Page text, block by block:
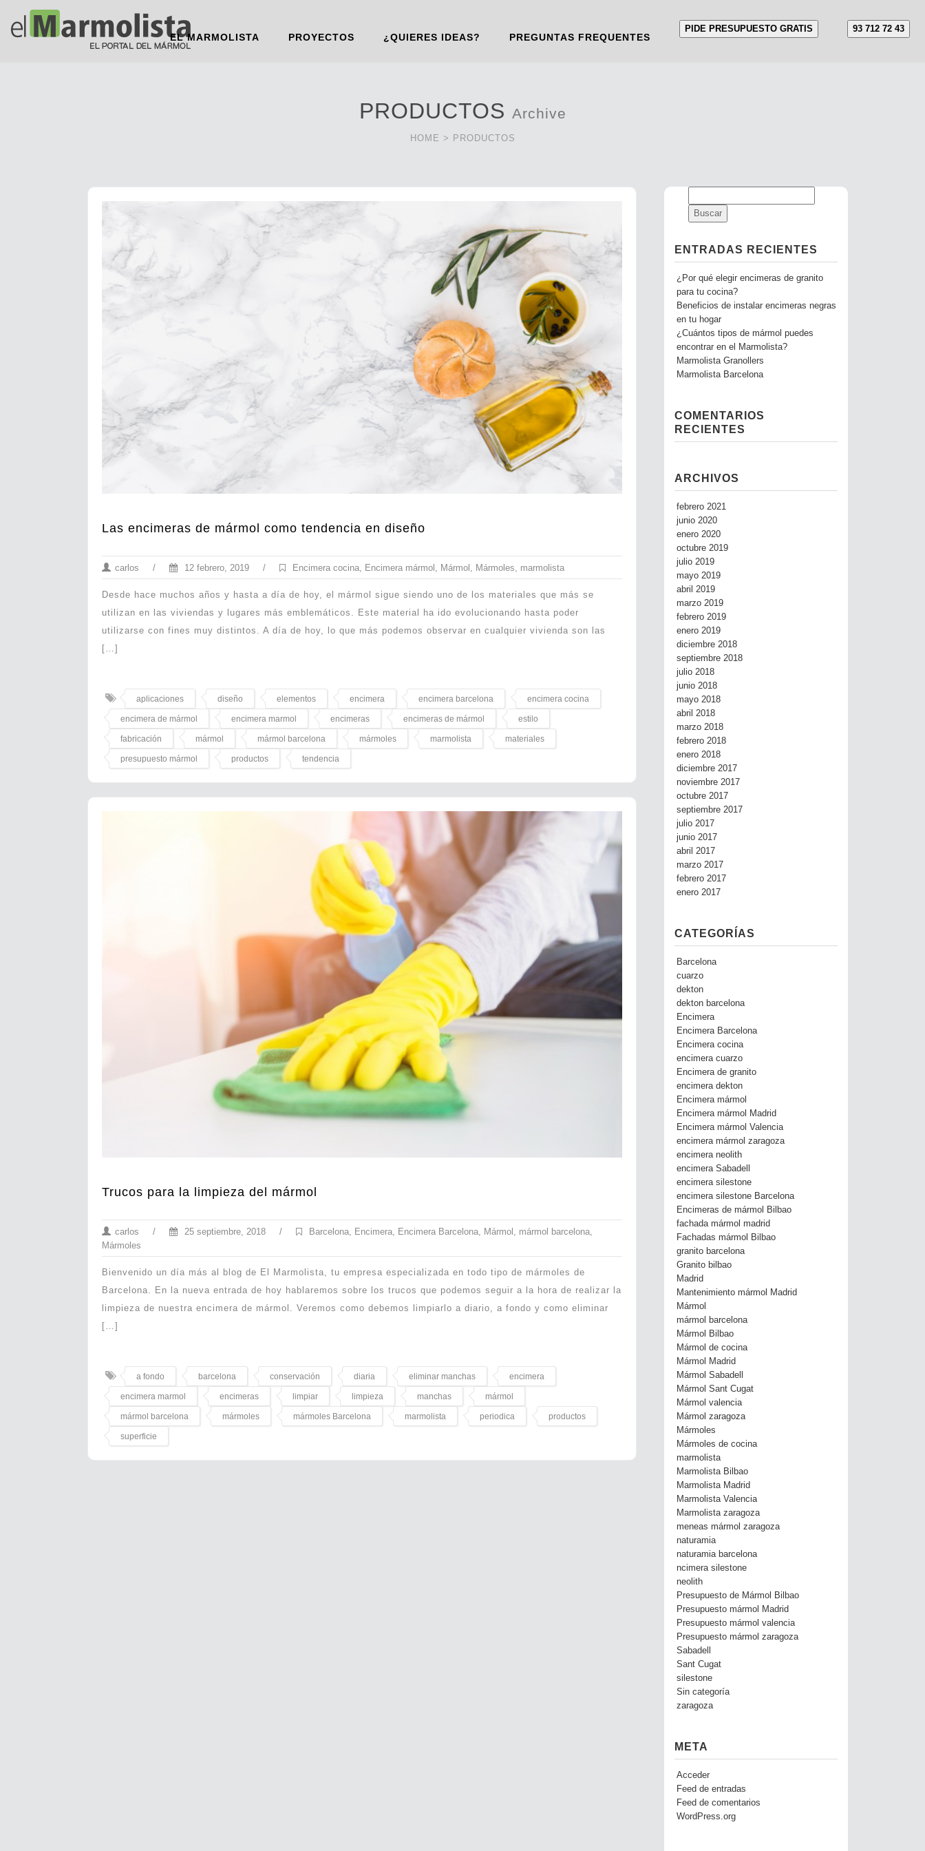
EL MARMOLISTA PROYECTOS ¿QUIERES IDEAS? PREGUNTAS FREQUENTES
PIDE PRESUPUESTO GRATIS 93 712 72 43
PRODUCTOS Archive
HOME > PRODUCTOS
Las encimeras de mármol como tendencia en diseño
carlos / 12 febrero, 2019 / Encimera cocina Encimera mármol Mármol Mármoles marmolista
Desde hace muchos años y hasta a día de hoy, el mármol sigue siendo uno de los materiales que más se
utilizan en las viviendas y lugares más emblemáticos. Este material ha ido evolucionando hasta poder
utilizarse con fines muy distintos. A día de hoy, lo que más podemos observar en cualquier vivienda son las
[…]
aplicaciones diseño elementos encimera encimera barcelona encimera cocina
encimera de mármol encimera marmol encimeras encimeras de mármol estilo
fabricación mármol mármol barcelona mármoles marmolista materiales
presupuesto mármol productos tendencia
Trucos para la limpieza del mármol
carlos / 25 septiembre, 2018 / Barcelona, Encimera, Encimera Barcelona, Mármol , mármol barcelona,
Mármoles
Bienvenido un día más al blog de El Marmolista, tu empresa especializada en todo tipo de mármoles de
Barcelona. En la nueva entrada de hoy hablaremos sobre los trucos que podemos seguir a la hora de realizar la
limpieza de nuestra encimera de mármol. Veremos como debemos limpiarlo a diario, a fondo y como eliminar
[…]
a fondo barcelona conservación diaria eliminar manchas encimera
encimera marmol encimeras limpiar limpieza manchas mármol
mármol barcelona mármoles mármoles Barcelona marmolista periodica productos
superficie
ENTRADAS RECIENTES
¿Por qué elegir encimeras de granito
para tu cocina?
Beneficios de instalar encimeras negras
en tu hogar
¿Cuántos tipos de mármol puedes
encontrar en el Marmolista?
Marmolista Granollers
Marmolista Barcelona
COMENTARIOS
RECIENTES
ARCHIVOS
febrero 2021
junio 2020
enero 2020
octubre 2019
julio 2019
mayo 2019
abril 2019
marzo 2019
febrero 2019
enero 2019
diciembre 2018
septiembre 2018
julio 2018
junio 2018
mayo 2018
abril 2018
marzo 2018
febrero 2018
enero 2018
diciembre 2017
noviembre 2017
octubre 2017
septiembre 2017
julio 2017
junio 2017
abril 2017
marzo 2017
febrero 2017
enero 2017
CATEGORÍAS
Barcelona
cuarzo
dekton
dekton barcelona
Encimera
Encimera Barcelona
Encimera cocina
encimera cuarzo
Encimera de granito
encimera dekton
Encimera mármol
Encimera mármol Madrid
Encimera mármol Valencia
encimera mármol zaragoza
encimera neolith
encimera Sabadell
encimera silestone
encimera silestone Barcelona
Encimeras de mármol Bilbao
fachada mármol madrid
Fachadas mármol Bilbao
granito barcelona
Granito bilbao
Madrid
Mantenimiento mármol Madrid
Mármol
mármol barcelona
Mármol Bilbao
Mármol de cocina
Mármol Madrid
Mármol Sabadell
Mármol Sant Cugat
Mármol valencia
Mármol zaragoza
Mármoles
Mármoles de cocina
marmolista
Marmolista Bilbao
Marmolista Madrid
Marmolista Valencia
Marmolista zaragoza
meneas mármol zaragoza
naturamia
naturamia barcelona
ncimera silestone
neolith
Presupuesto de Mármol Bilbao
Presupuesto mármol Madrid
Presupuesto mármol valencia
Presupuesto mármol zaragoza
Sabadell
Sant Cugat
silestone
Sin categoría
zaragoza
META
Acceder
Feed de entradas
Feed de comentarios
WordPress.org